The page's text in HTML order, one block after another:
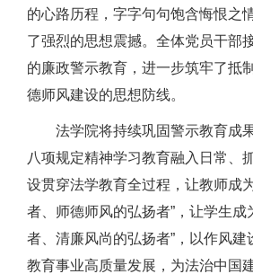
的心路历程，字字句句饱含悔恨之
了强烈的思想震撼。全体党员干部
的廉政警示教育，进一步筑牢了抵
德师风建设的思想防线。
法学院将持续巩固警示教育成
八项规定精神学习教育融入日常、
设贯穿法学教育全过程，让教师成
者、师德师风的弘扬者”，让学生成
者、清廉风尚的弘扬者”，以作风建
教育事业高质量发展，为法治中国